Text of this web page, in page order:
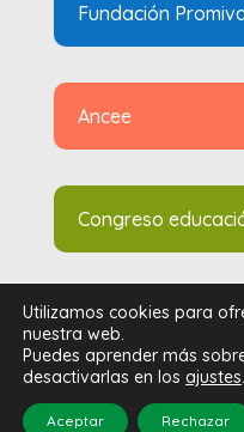
Fundación
Ancee
Congreso
Aviso legal y política
Diseño web
Utilizamos cookies para
nuestra web.
Puedes aprender más
desactivarlas en los ajustes.
Aceptar Rechazar